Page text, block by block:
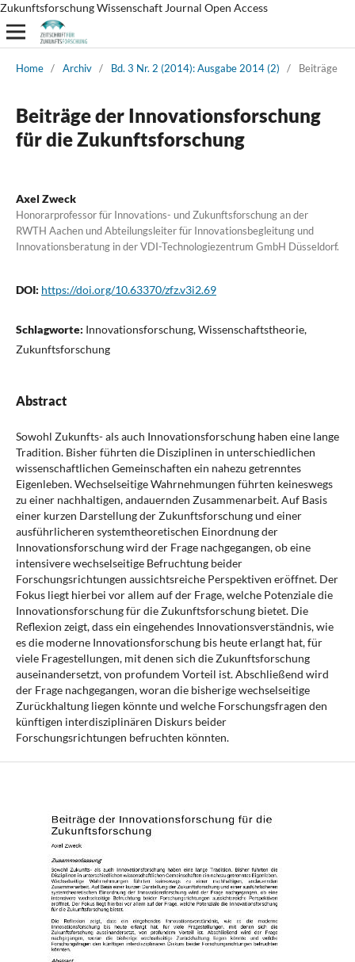
Zukunftsforschung Wissenschaft Journal Open Access
Home / Archiv / Bd. 3 Nr. 2 (2014): Ausgabe 2014 (2) / Beiträge
Beiträge der Innovationsforschung
für die Zukunftsforschung
Axel Zweck
Honorarprofessor für Innovations- und Zukunftsforschung an der
RWTH Aachen und Abteilungsleiter für Innovationsbegleitung und
Innovationsberatung in der VDI-Technologiezentrum GmbH Düsseldorf.
DOI: https://doi.org/10.63370/zfz.v3i2.69
Schlagworte: Innovationsforschung, Wissenschaftstheorie,
Zukunftsforschung
Abstract
Sowohl Zukunfts- als auch Innovationsforschung haben eine lange
Tradition. Bisher führten die Disziplinen in unterschiedlichen
wissenschaftlichen Gemeinschaften ein nahezu getrenntes
Eigenleben. Wechselseitige Wahrnehmungen führten keineswegs
zu einer nachhaltigen, andauernden Zusammenarbeit. Auf Basis
einer kurzen Darstellung der Zukunftsforschung und einer
ausführlicheren systemtheoretischen Einordnung der
Innovationsforschung wird der Frage nachgegangen, ob eine
intensivere wechselseitige Befruchtung beider
Forschungsrichtungen aussichtsreiche Perspektiven eröffnet. Der
Fokus liegt hierbei vor allem auf der Frage, welche Potenziale die
Innovationsforschung für die Zukunftsforschung bietet. Die
Reflexion zeigt, dass ein eingehendes Innovationsverständnis, wie
es die moderne Innovationsforschung bis heute erlangt hat, für
viele Fragestellungen, mit denen sich die Zukunftsforschung
auseinandersetzt, von profundem Vorteil ist. Abschließend wird
der Frage nachgegangen, woran die bisherige wechselseitige
Zurückhaltung liegen könnte und welche Forschungsfragen den
künftigen interdisziplinären Diskurs beider
Forschungsrichtungen befruchten könnten.